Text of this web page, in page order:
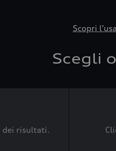
Scopri
Scegli
dei risultati.